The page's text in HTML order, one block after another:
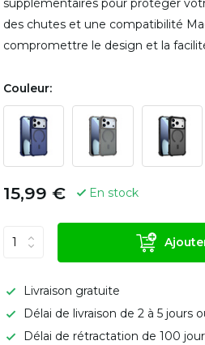
supplémentaires pour protéger
des chutes et une compatibilité
compromettre le design et la
Couleur:
15,99 € En stock
Livraison gratuite
Délai de livraison de 2 à 5 jours
Délai de rétractation de 100